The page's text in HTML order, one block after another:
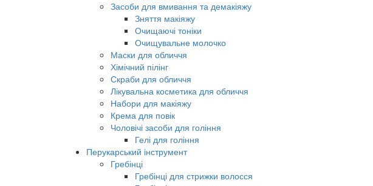
Засоби для вмивання та демакіяжу
Зняття макіяжу
Очищаючі тоніки
Очищувальне молочко
Маски для обличчя
Хімічний пілінг
Скраби для обличчя
Лікувальна косметика для обличчя
Набори для макіяжу
Крема для повік
Чоловічі засоби для гоління
Гелі для гоління
Перукарський інструмент
Гребінці
Гребінці для стрижки волосся